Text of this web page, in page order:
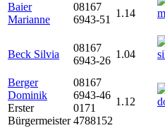
Baier
Marianne
08167
6943-51
1.14
Beck Silvia
08167
6943-26
1.04
Berger
Dominik
Erster
Bürgermeister
08167
6943-46
0171
4788152
1.12